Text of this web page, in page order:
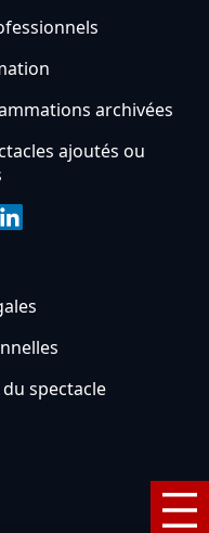
archivées
ajoutés ou
spectacle